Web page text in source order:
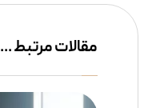
مقالات مرتبط ...